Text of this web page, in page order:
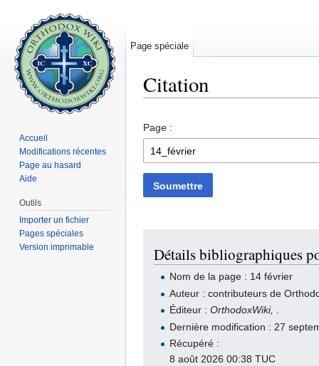
Citation
Page :
Soumettre
Détails bibliographiques
Nom de la page : 14 février
Auteur : contributeurs de
Éditeur :OrthodoxWiki, .
Dernière modification : 27
Récupéré :
8 août 2026 00:38 TUC
Page spéciale
Accueil
Modifications récentes
Page au hasard
Aide
Outils
Importer un fichier
Pages spéciales
Version imprimable